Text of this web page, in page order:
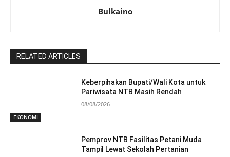
Bulkaino
RELATED ARTICLES
EKONOMI
Keberpihakan Bupati/Wali Kota untuk
Pariwisata NTB Masih Rendah
08/08/2026
Pemprov NTB Fasilitas Petani Muda
Tampil Lewat Sekolah Pertanian